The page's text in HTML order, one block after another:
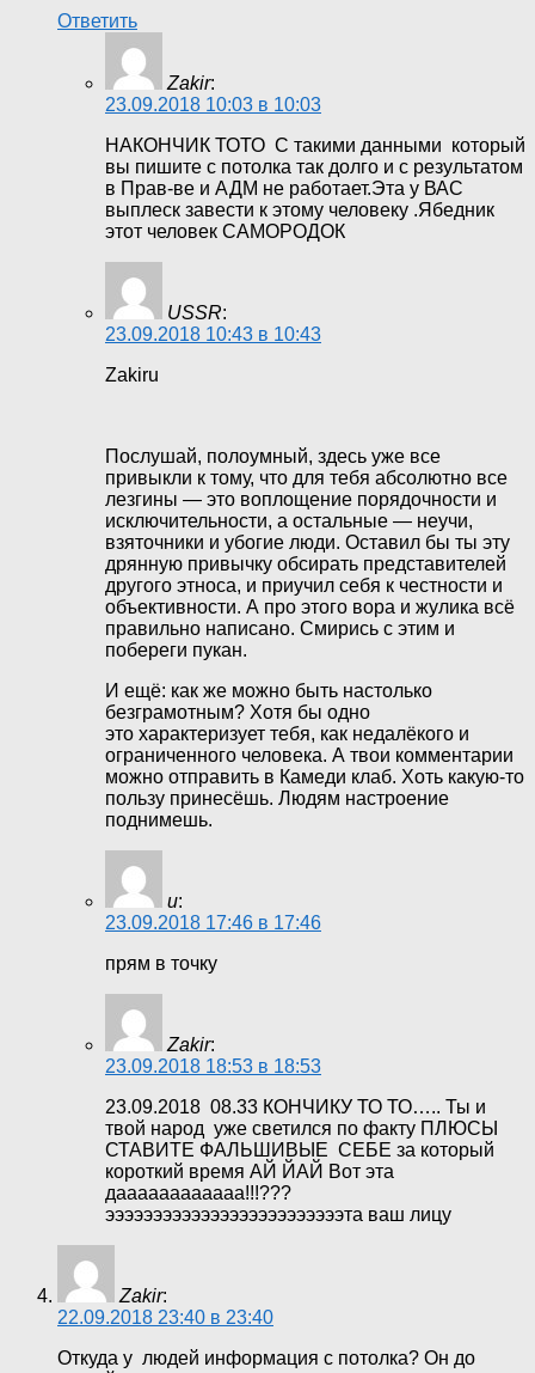
Ответить
Zakir:
23.09.2018 10:03 в 10:03
НАКОНЧИК ТОТО С такими данными который
вы пишите с потолка так долго и с результатом
в Прав-ве и АДМ не работает.Эта у ВАС
выплеск завести к этому человеку .Ябедник
этот человек САМОРОДОК
USSR:
23.09.2018 10:43 в 10:43
Zakiru
Послушай, полоумный, здесь уже все
привыкли к тому, что для тебя абсолютно все
лезгины — это воплощение порядочности и
исключительности, а остальные — неучи,
взяточники и убогие люди. Оставил бы ты эту
дрянную привычку обсирать представителей
другого этноса, и приучил себя к честности и
объективности. А про этого вора и жулика всё
правильно написано. Смирись с этим и
побереги пукан.
И ещё: как же можно быть настолько
безграмотным? Хотя бы одно
это характеризует тебя, как недалёкого и
ограниченного человека. А твои комментарии
можно отправить в Камеди клаб. Хоть какую-то
пользу принесёшь. Людям настроение
поднимешь.
и:
23.09.2018 17:46 в 17:46
прям в точку
Zakir:
23.09.2018 18:53 в 18:53
23.09.2018 08.33 КОНЧИКУ ТО ТО….. Ты и
твой народ уже светился по факту ПЛЮСЫ
СТАВИТЕ ФАЛЬШИВЫЕ СЕБЕ за который
короткий время АЙ ЙАЙ Вот эта
даааааааааааа!!!???
эээээээээээээээээээээээээта ваш лицу
Zakir:
22.09.2018 23:40 в 23:40
Откуда у людей информация с потолка? Он до